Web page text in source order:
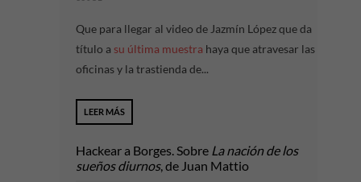
Que para llegar al video de Jazmín López que da
título a su última muestra haya que atravesar las
oficinas y la trastienda de...
LEER MÁS
Hackear a Borges. Sobre La nación de los
sueños diurnos, de Juan Mattio